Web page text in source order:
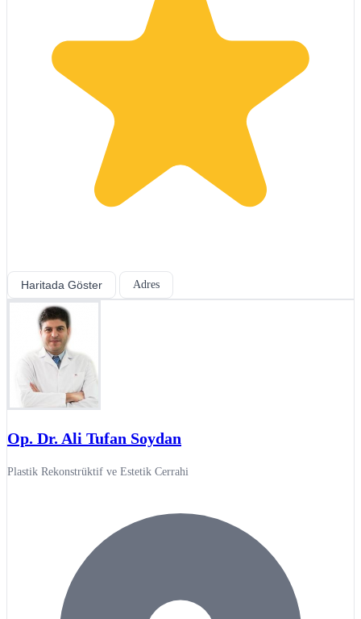
Haritada Göster Adres
Op. Dr. Ali Tufan Soydan
Plastik Rekonstrüktif ve Estetik Cerrahi